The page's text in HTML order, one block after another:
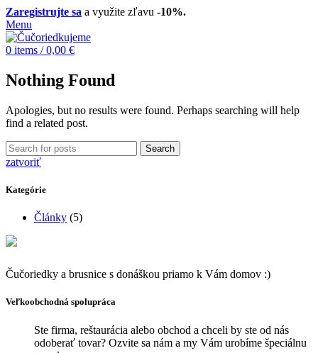
Zaregistrujte sa a využite zľavu -10%.
Menu
0 items / 0,00 €
Nothing Found
Apologies, but no results were found. Perhaps searching will help
find a related post.
Search
zatvoriť
Kategórie
Články (5)
Čučoriedky a brusnice s donáškou priamo k Vám domov :)
Veľkoobchodná spolupráca
Ste firma, reštaurácia alebo obchod a chceli by ste od nás
odoberať tovar? Ozvite sa nám a my Vám urobíme špeciálnu